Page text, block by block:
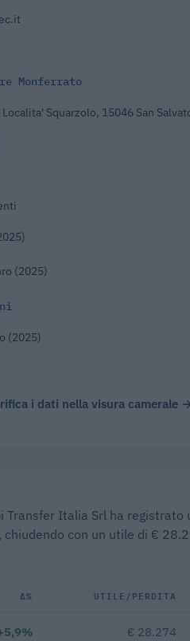
Monferrato
Localita' Squarzolo, 15046 San
(2025)
(2025)
i dati nella visura camerale
Transfer Italia Srl ha
con un utile di €
Δ% UTILE/PERDITA
€ 28.274